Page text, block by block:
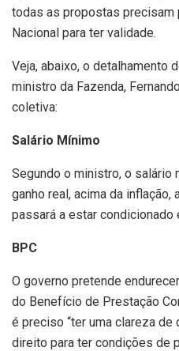
todas as propostas precisam
Nacional para ter validade.
Veja, abaixo, o detalhamento
ministro da Fazenda,
coletiva:
Salário Mínimo
Segundo o ministro, o salário
ganho real, acima da inflação,
passará a estar condicionado
BPC
O governo pretende
do Benefício de Prestação
é preciso “ter uma clareza
direito para ter condições de